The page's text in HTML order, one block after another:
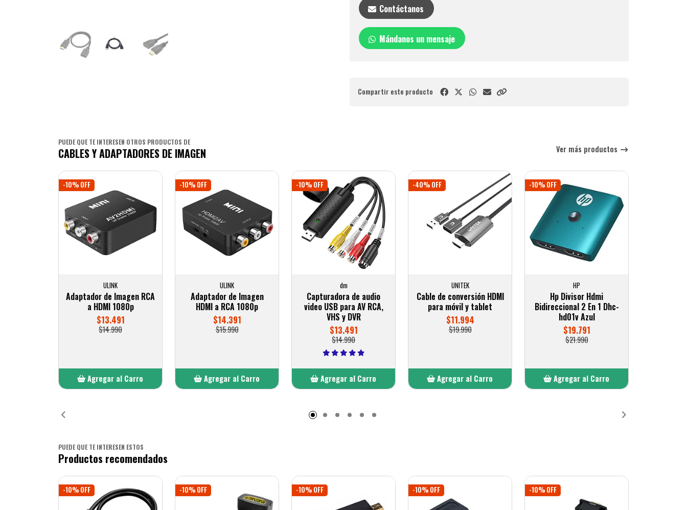
Contáctanos
Mándanos un mensaje
Compartir este producto
PUEDE QUE TE INTERESEN OTROS PRODUCTOS DE
CABLES Y ADAPTADORES DE IMAGEN Ver más productos
-10% OFF
ULINK
Adaptador de Imagen RCA
a HDMI 1080p
$13.491
$14.990
Agregar al Carro
-10% OFF
ULINK
Adaptador de Imagen
HDMI a RCA 1080p
$14.391
$15.990
Agregar al Carro
-10% OFF
dm
Capturadora de audio
video USB para AV RCA,
VHS y DVR
$13.491
$14.990
Agregar al Carro
-40% OFF
UNITEK
Cable de conversión HDMI
para móvil y tablet
$11.994
$19.990
Agregar al Carro
-10% OFF
HP
Hp Divisor Hdmi
Bidireccional 2 En 1 Dhc-
hd01v Azul
$19.791
$21.990
Agregar al Carro
PUEDE QUE TE INTERESEN ESTOS
Productos recomendados
-10% OFF -10% OFF -10% OFF -10% OFF -10% OFF